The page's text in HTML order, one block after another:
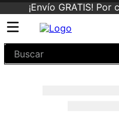
¡Envío GRATIS!
Buscar